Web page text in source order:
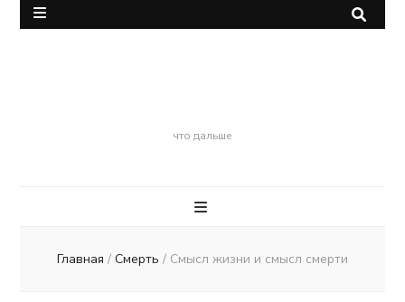
что дальше
Главная / Смерть / Смысл жизни и смысл смерти